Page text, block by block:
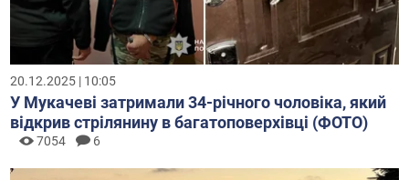
20.12.2025 | 10:05
У Мукачеві затримали 34-річного чоловіка, який
відкрив стрілянину в багатоповерхівці (ФОТО)
7054 6